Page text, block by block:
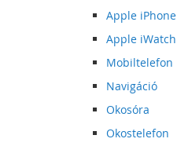
Apple iPhone
Apple iWatch
Mobiltelefon
Navigáció
Okosóra
Okostelefon